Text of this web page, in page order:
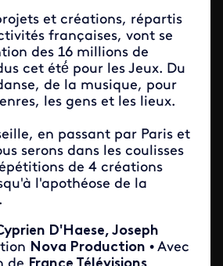
et créations, répartis
françaises, vont se
des 16 millions de
cet été́ pour les Jeux. Du
de la musique, pour
les gens et les lieux.
en passant par Paris et
serons dans les coulisses
de 4 créations
l'apothéose de la
D'Haese, Joseph
Nova Production • Avec